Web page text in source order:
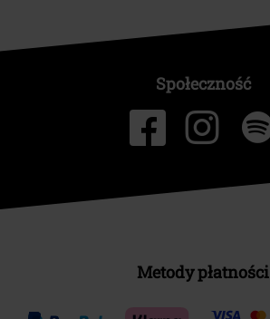
Społeczność
Metody płatności